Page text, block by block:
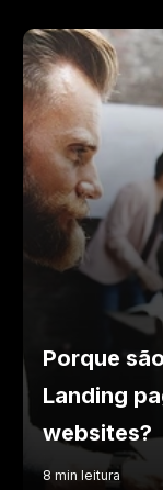
Porque
Landing
websites?
8 min leitura